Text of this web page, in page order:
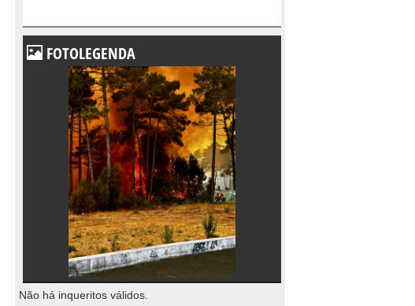
FOTOLEGENDA
Não há inqueritos válidos.